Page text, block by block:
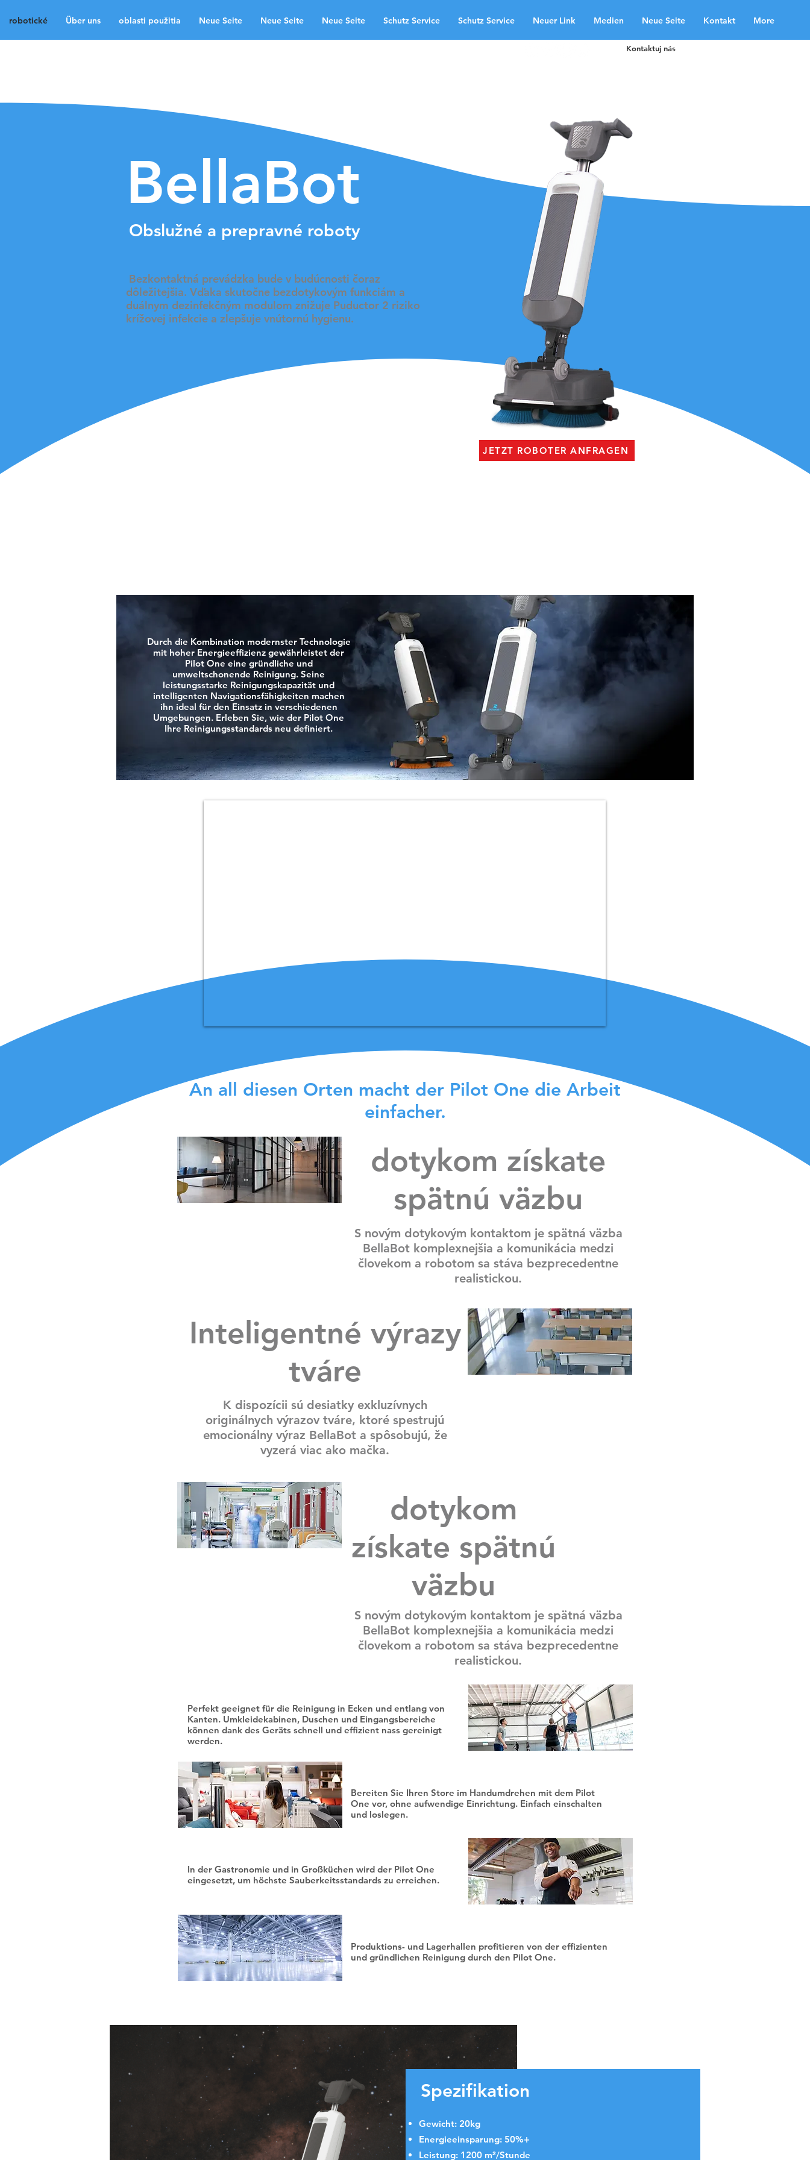
robotické Über uns oblasti použitia Neue Seite Neue Seite Neue Seite Schutz Service Schutz Service Neuer Link Medien Neue Seite Kontakt More
Kontaktuj nás
BellaBot
Obslužné a prepravné roboty
​ Bezkontaktná prevádzka bude v budúcnosti čoraz
dôležitejšia. Vďaka skutočne bezdotykovým funkciám a
duálnym dezinfekčným modulom znižuje Puductor 2 riziko
krížovej infekcie a zlepšuje vnútornú hygienu.
JETZT ROBOTER ANFRAGEN
Durch die Kombination modernster Technologie
mit hoher Energieeffizienz gewährleistet der
Pilot One eine gründliche und
umweltschonende Reinigung. Seine
leistungsstarke Reinigungskapazität und
intelligenten Navigationsfähigkeiten machen
ihn ideal für den Einsatz in verschiedenen
Umgebungen. Erleben Sie, wie der Pilot One
Ihre Reinigungsstandards neu definiert.
An all diesen Orten macht der Pilot One die Arbeit
einfacher.
dotykom získate
spätnú väzbu
S novým dotykovým kontaktom je spätná väzba
BellaBot komplexnejšia a komunikácia medzi
človekom a robotom sa stáva bezprecedentne
realistickou.
Inteligentné výrazy
tváre
K dispozícii sú desiatky exkluzívnych
originálnych výrazov tváre, ktoré spestrujú
emocionálny výraz BellaBot a spôsobujú, že
vyzerá viac ako mačka.
dotykom
získate spätnú
väzbu
S novým dotykovým kontaktom je spätná väzba
BellaBot komplexnejšia a komunikácia medzi
človekom a robotom sa stáva bezprecedentne
realistickou.
Perfekt geeignet für die Reinigung in Ecken und entlang von
Kanten. Umkleidekabinen, Duschen und Eingangsbereiche
können dank des Geräts schnell und effizient nass gereinigt
werden.
Bereiten Sie Ihren Store im Handumdrehen mit dem Pilot
One vor, ohne aufwendige Einrichtung. Einfach einschalten
und loslegen.
In der Gastronomie und in Großküchen wird der Pilot One
eingesetzt, um höchste Sauberkeitsstandards zu erreichen.
Produktions- und Lagerhallen profitieren von der effizienten
und gründlichen Reinigung durch den Pilot One.
Spezifikation
Gewicht: 20kg
Energieeinsparung: 50%+
Leistung: 1200 m²/Stunde